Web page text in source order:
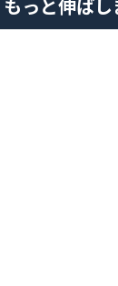
っと伸ばし